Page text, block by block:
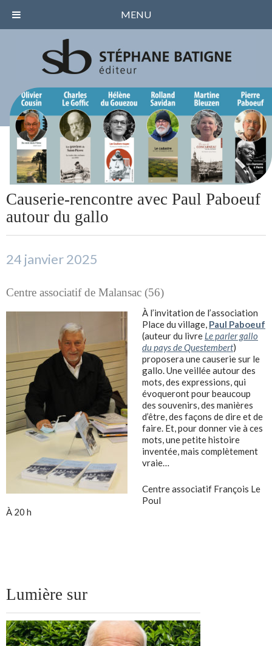
Causerie-rencontre avec Paul Paboeuf
autour du gallo
24 janvier 2025
Centre associatif de Malansac (56)
À l’invitation de l’association
Place du village, Paul Paboeuf
(auteur du livre Le parler gallo
du pays de Questembert)
proposera une causerie sur le
gallo. Une veillée autour des
mots, des expressions, qui
évoqueront pour beaucoup
des souvenirs, des manières
d’être, des façons de dire et de
faire. Et, pour donner vie à ces
mots, une petite histoire
inventée, mais complètement
vraie…
Centre associatif François Le
Poul
À 20 h
Lumière sur
MENU